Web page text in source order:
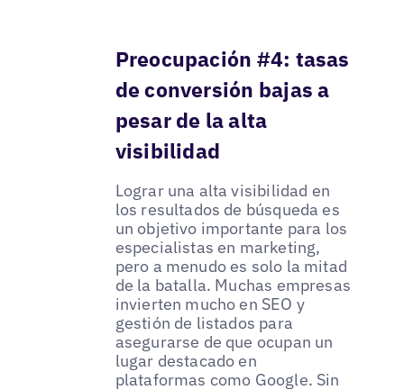
Preocupación #4: tasas
de conversión bajas a
pesar de la alta
visibilidad
Lograr una alta visibilidad en
los resultados de búsqueda es
un objetivo importante para los
especialistas en marketing,
pero a menudo es solo la mitad
de la batalla. Muchas empresas
invierten mucho en SEO y
gestión de listados para
asegurarse de que ocupan un
lugar destacado en
plataformas como Google. Sin